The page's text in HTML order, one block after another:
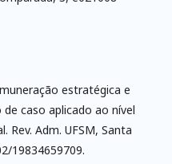
estratégica e
caso aplicado ao nível
Rev. Adm. UFSM, Santa
19834659709.